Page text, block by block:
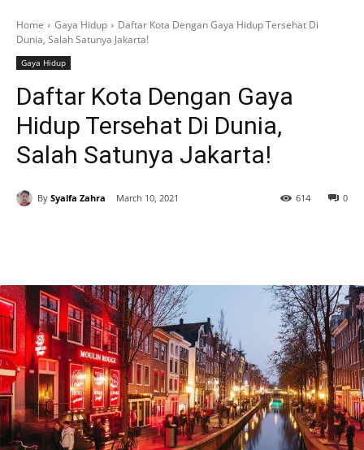
Home Gaya Hidup
Daftar Kota Dengan Gaya Hidup Tersehat Di
Dunia, Salah Satunya Jakarta!
Gaya Hidup
Daftar Kota Dengan Gaya
Hidup Tersehat Di Dunia,
Salah Satunya Jakarta!
By Syalfa Zahra March 10, 2021 0
614